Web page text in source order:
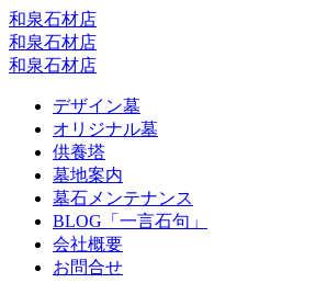
和泉石材店
和泉石材店
和泉石材店
デザイン墓
オリジナル墓
供養塔
墓地案内
墓石メンテナンス
BLOG「一言石句」
会社概要
お問合せ